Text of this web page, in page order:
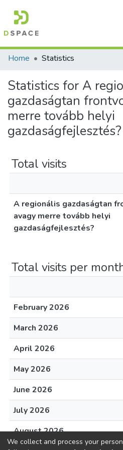
Communities &
All of
Home
Statistics
Statistics for A
gazdaságtan
merre tovább helyi
gazdaságfejlesztés?
Total visits
A regionális gazdaságtan
avagy merre tovább helyi
gazdaságfejlesztés?
Total visits per
February 2026
March 2026
April 2026
May 2026
June 2026
July 2026
August 2026
We collect and process your